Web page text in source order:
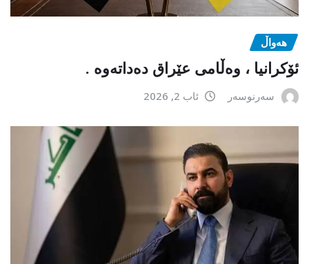
هەواڵ
ئۆکرانیا ، وەڵامی عێراق دەداتەوە .
سەرنوسەر ئاب 2, 2026